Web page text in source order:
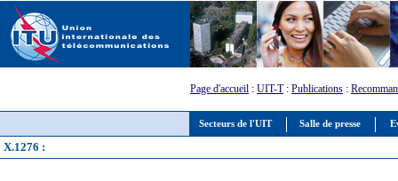
Secteurs de l'UIT Salle de presse
Page d'accueil : UIT-T: Publications :
X.1276 :